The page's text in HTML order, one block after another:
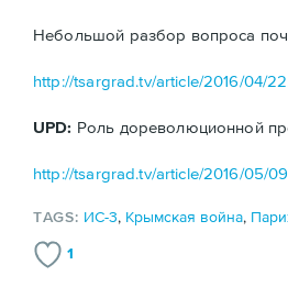
Небольшой разбор вопроса
http://tsargrad.tv/article/2016/04/
UPD: Роль дореволюционной
http://tsargrad.tv/article/2016/05/
TAGS: ИС-3, Крымская война,
1